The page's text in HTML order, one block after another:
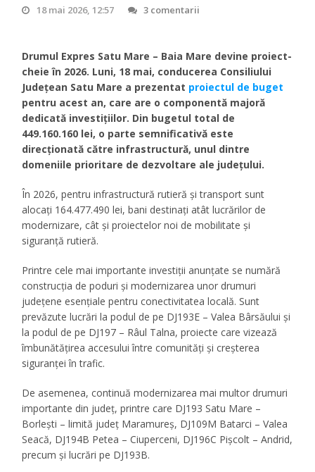
18 mai 2026, 12:57 3 comentarii
Drumul Expres Satu Mare – Baia Mare devine proiect-
cheie în 2026. Luni, 18 mai, conducerea Consiliului
Județean Satu Mare a prezentat proiectul de buget
pentru acest an, care are o componentă majoră
dedicată investițiilor. Din bugetul total de
449.160.160 lei, o parte semnificativă este
direcționată către infrastructură, unul dintre
domeniile prioritare de dezvoltare ale județului.
În 2026, pentru infrastructură rutieră și transport sunt
alocați 164.477.490 lei, bani destinați atât lucrărilor de
modernizare, cât și proiectelor noi de mobilitate și
siguranță rutieră.
Printre cele mai importante investiții anunțate se numără
construcția de poduri și modernizarea unor drumuri
județene esențiale pentru conectivitatea locală. Sunt
prevăzute lucrări la podul de pe DJ193E – Valea Bârsăului și
la podul de pe DJ197 – Râul Talna, proiecte care vizează
îmbunătățirea accesului între comunități și creșterea
siguranței în trafic.
De asemenea, continuă modernizarea mai multor drumuri
importante din județ, printre care DJ193 Satu Mare –
Borlești – limită județ Maramureș, DJ109M Batarci – Valea
Seacă, DJ194B Petea – Ciuperceni, DJ196C Pișcolt – Andrid,
precum și lucrări pe DJ193B.